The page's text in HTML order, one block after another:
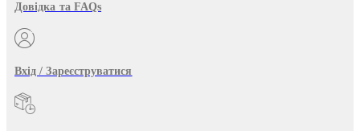
Довідка та FAQs
Вхід / Зареєструватися